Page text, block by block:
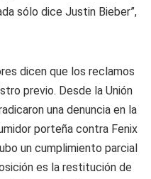
sólo dice Justin Bieber”,
dicen que los reclamos
previo. Desde la Unión
una denuncia en la
porteña contra Fenix
un cumplimiento parcial
es la restitución de